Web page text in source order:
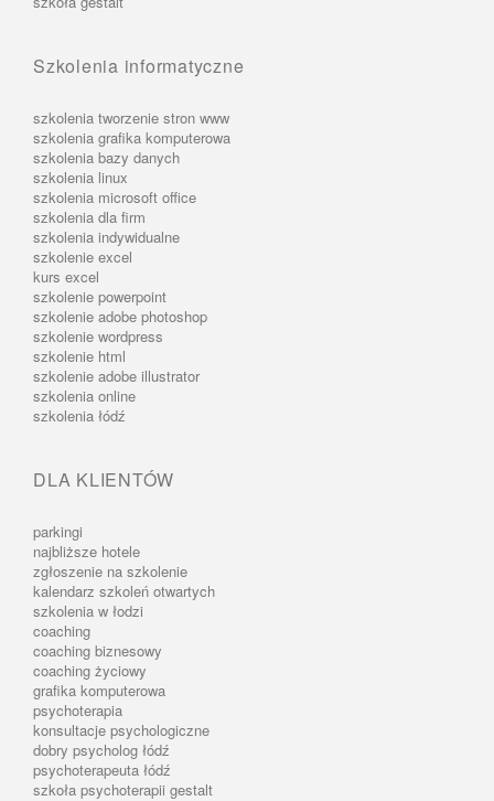
Szkolenia informatyczne
szkolenia tworzenie stron www
szkolenia grafika komputerowa
szkolenia bazy danych
szkolenia linux
szkolenia microsoft office
szkolenia dla firm
szkolenia indywidualne
szkolenie excel
kurs excel
szkolenie powerpoint
szkolenie adobe photoshop
szkolenie wordpress
szkolenie html
szkolenie adobe illustrator
szkolenia online
szkolenia łódź
DLA KLIENTÓW
parkingi
najbliższe hotele
zgłoszenie na szkolenie
kalendarz szkoleń otwartych
szkolenia w łodzi
coaching
coaching biznesowy
coaching życiowy
grafika komputerowa
psychoterapia
konsultacje psychologiczne
dobry psycholog łódź
psychoterapeuta łódź
szkoła psychoterapii gestalt